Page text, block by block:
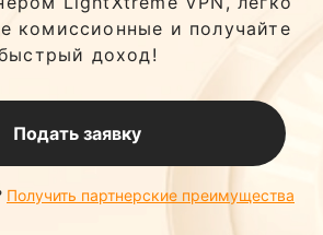
комиссионные и получайте
доход!
Подать заявку
Получить партнерские преимущества